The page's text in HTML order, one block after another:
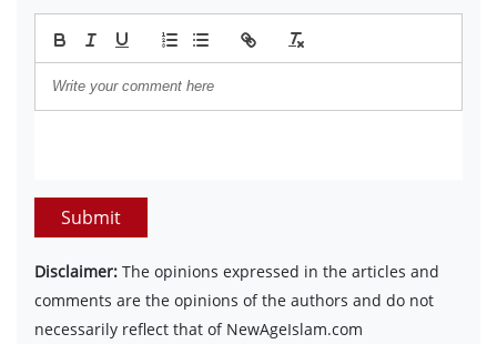
Submit
Disclaimer: The opinions expressed in the articles and
comments are the opinions of the authors and do not
necessarily reflect that of NewAgeIslam.com